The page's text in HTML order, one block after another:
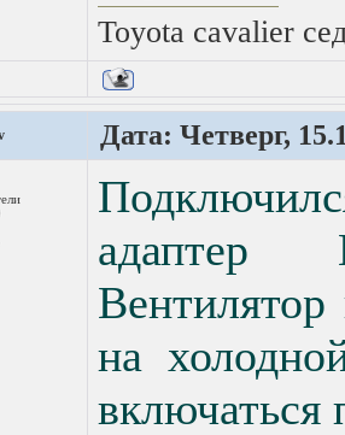
Toyota cavalier
Дата: Четверг,
адаптер
Вентилятор
на
включаться